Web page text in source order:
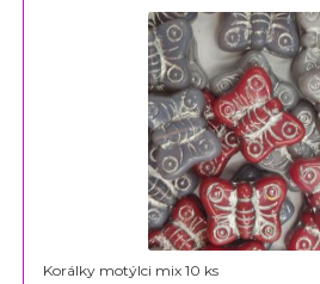
Korálky motýlci mix 10 ks